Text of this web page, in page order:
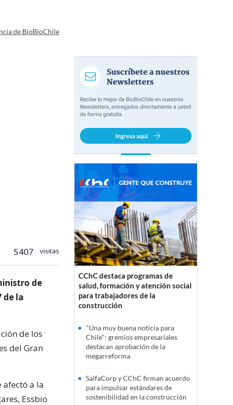
de BioBioChile
5407 visitas
de
de la
de los
del Gran
afectó a la
Essbio
CChC destaca programas de
salud, formación y atención social
para trabajadores de la
construcción
"Una muy buena noticia para
Chile": gremios empresariales
destacan aprobación de la
megarreforma
SalfaCorp y CChC firman acuerdo
para impulsar estándares de
sostenibilidad en la construcción